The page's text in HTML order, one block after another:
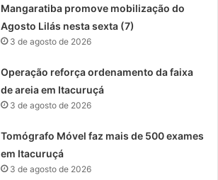
Mangaratiba promove mobilização do
Agosto Lilás nesta sexta (7)
3 de agosto de 2026
Operação reforça ordenamento da faixa
de areia em Itacuruçá
3 de agosto de 2026
Tomógrafo Móvel faz mais de 500 exames
em Itacuruçá
3 de agosto de 2026